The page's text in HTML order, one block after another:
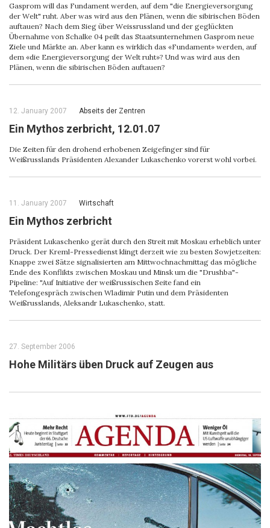
Gasprom will das Fundament werden, auf dem "die Energieversorgung
der Welt" ruht. Aber was wird aus den Plänen, wenn die sibirischen Böden
auftauen? Nach dem Sieg über Weissrussland und der geglückten
Übernahme von Schalke 04 peilt das Staatsunternehmen Gasprom neue
Ziele und Märkte an. Aber kann es wirklich das «Fundament» werden, auf
dem «die Energieversorgung der Welt ruht»? Und was wird aus den
Plänen, wenn die sibirischen Böden auftauen?
12. January 2007 Abseits der Zentren
Ein Mythos zerbricht, 12.01.07
Die Zeiten für den drohend erhobenen Zeigefinger sind für
Weißrusslands Präsidenten Alexander Lukaschenko vorerst wohl vorbei.
11. January 2007 Wirtschaft
Ein Mythos zerbricht
Präsident Lukaschenko gerät durch den Streit mit Moskau erheblich unter
Druck. Der Kreml-Pressedienst klingt derzeit wie zu besten Sowjetzeiten:
Knappe zwei Sätze signalisierten am Mittwochnachmittag das mögliche
Ende des Konflikts zwischen Moskau und Minsk um die "Drushba"-
Pipeline: "Auf Initiative der weißrussischen Seite fand ein
Telefongespräch zwischen Wladimir Putin und dem Präsidenten
Weißrusslands, Aleksandr Lukaschenko, statt.
27. September 2006
Hohe Militärs üben Druck auf Zeugen aus